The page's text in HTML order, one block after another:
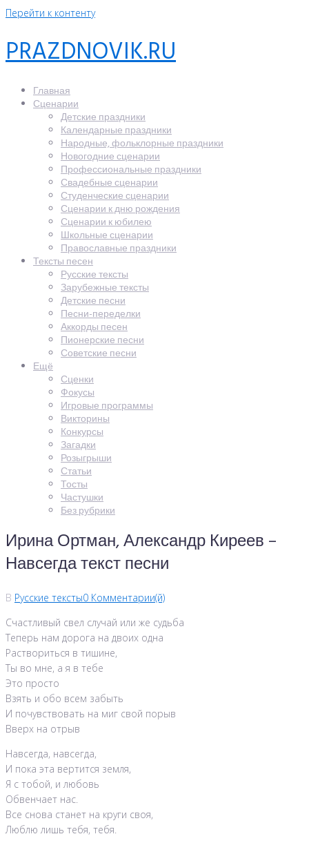
Перейти к контенту
PRAZDNOVIK.RU
Главная
Сценарии
Детские праздники
Календарные праздники
Народные, фольклорные праздники
Новогодние сценарии
Профессиональные праздники
Свадебные сценарии
Студенческие сценарии
Сценарии к дню рождения
Сценарии к юбилею
Школьные сценарии
Православные праздники
Тексты песен
Русские тексты
Зарубежные тексты
Детские песни
Песни-переделки
Аккорды песен
Пионерские песни
Советские песни
Ещё
Сценки
Фокусы
Игровые программы
Викторины
Конкурсы
Загадки
Розыгрыши
Статьи
Тосты
Частушки
Без рубрики
Ирина Ортман, Александр Киреев –
Навсегда текст песни
В Русские тексты0 Комментарии(й)
Счастливый свел случай или же судьба
Теперь нам дорога на двоих одна
Раствориться в тишине,
Ты во мне, а я в тебе
Это просто
Взять и обо всем забыть
И почувствовать на миг свой порыв
Вверх на отрыв
Навсегда, навсегда,
И пока эта вертится земля,
Я с тобой, и любовь
Обвенчает нас.
Все снова станет на круги своя,
Люблю лишь тебя, тебя.